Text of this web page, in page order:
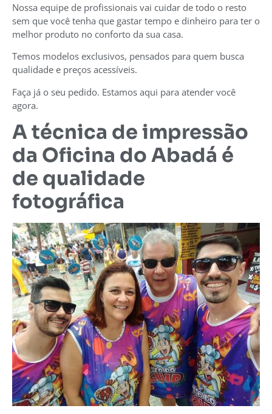
Nossa equipe de profissionais vai cuidar de todo o resto
sem que você tenha que gastar tempo e dinheiro para ter o
melhor produto no conforto da sua casa.
Temos modelos exclusivos, pensados para quem busca
qualidade e preços acessíveis.
Faça já o seu pedido. Estamos aqui para atender você
agora.
A técnica de impressão
da Oficina do Abadá é
de qualidade
fotográfica